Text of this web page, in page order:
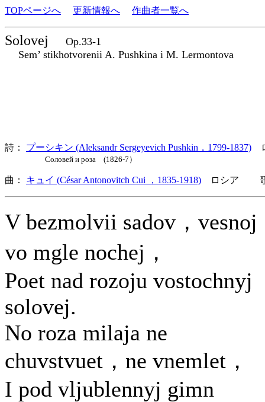
TOPページへ 更新情報へ 作曲者一覧へ
Solovej
Op.33-1
Sem’ stikhotvorenii A. Pushkina i M. Lermontova
詩： プーシキン (Aleksandr Sergeyevich Pushkin，1799-1837)
Соловей и роза (1826-7）
曲： キュイ (César Antonovitch Cui ，1835-1918) ロシア 歌
V bezmolvii sadov，vesnoj
vo mgle nochej，
Poet nad rozoju vostochnyj
solovej.
No roza milaja ne
chuvstvuet，ne vnemlet，
I pod vljublennyj gimn